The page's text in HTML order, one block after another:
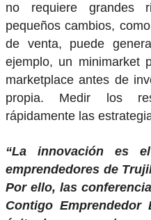
no requiere grandes
pequeños cambios,
de venta, puede
ejemplo, un minimarket
marketplace antes de
propia. Medir los
rápidamente las
“La innovación es
emprendedores de
Por ello, las
Contigo Emprendedor